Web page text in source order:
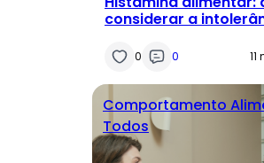
considerar a
0 0 11
Comportamento
Todos